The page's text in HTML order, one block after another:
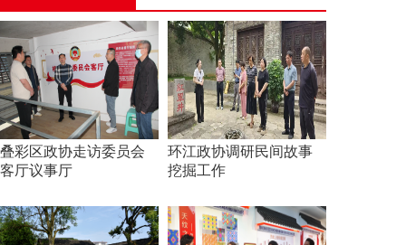
叠彩区政协走访委员会
客厅议事厅
环江政协调研民间故事
挖掘工作